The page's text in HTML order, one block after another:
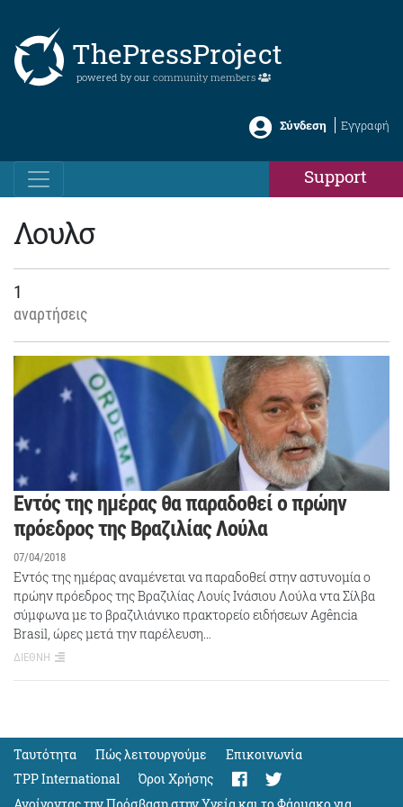
ThePressProject
powered by our community members
Σύνδεση Εγγραφή
Support
Λουλσ
1
αναρτήσεις
Εντός της ημέρας θα παραδοθεί ο πρώην
πρόεδρος της Βραζιλίας Λούλα
07/04/2018
Εντός της ημέρας αναμένεται να παραδοθεί στην αστυνομία ο
πρώην πρόεδρος της Βραζιλίας Λουίς Ινάσιου Λούλα ντα Σίλβα
σύμφωνα με το βραζιλιάνικο πρακτορείο ειδήσεων Agência
Brasil, ώρες μετά την παρέλευση…
ΔΙΕΘΝΗ
Ταυτότητα Πώς λειτουργούμε
Eπικοινωνία
TPP International
Όροι Χρήσης